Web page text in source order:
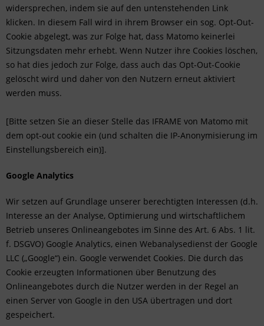
widersprechen, indem sie auf den untenstehenden Link
klicken. In diesem Fall wird in ihrem Browser ein sog. Opt-Out-
Cookie abgelegt, was zur Folge hat, dass Matomo keinerlei
Sitzungsdaten mehr erhebt. Wenn Nutzer ihre Cookies löschen,
so hat dies jedoch zur Folge, dass auch das Opt-Out-Cookie
gelöscht wird und daher von den Nutzern erneut aktiviert
werden muss.
[Bitte setzen Sie an dieser Stelle das IFRAME von Matomo mit
dem opt-out cookie ein (und schalten die IP-Anonymisierung im
Einstellungsbereich ein)].
Google Analytics
Wir setzen auf Grundlage unserer berechtigten Interessen (d.h.
Interesse an der Analyse, Optimierung und wirtschaftlichem
Betrieb unseres Onlineangebotes im Sinne des Art. 6 Abs. 1 lit.
f. DSGVO) Google Analytics, einen Webanalysedienst der Google
LLC („Google“) ein. Google verwendet Cookies. Die durch das
Cookie erzeugten Informationen über Benutzung des
Onlineangebotes durch die Nutzer werden in der Regel an
einen Server von Google in den USA übertragen und dort
gespeichert.